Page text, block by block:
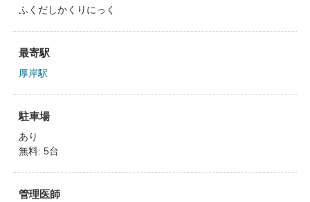
ふくだしかくりにっく
最寄駅
厚岸駅
駐車場
あり
無料: 5台
管理医師